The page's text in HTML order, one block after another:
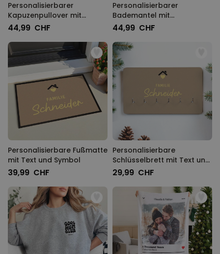
Personalisierbarer
Kapuzenpullover mit
Schwarz Weiß Fotos und
44,99 CHF
Personalisierbarer
Bademantel mit
Monogramm und Name
44,99 CHF
Personalisierbare Fußmatte
mit Text und Symbol
39,99 CHF
Personalisierbare
Schlüsselbrett mit Text und
Symbol
29,99 CHF